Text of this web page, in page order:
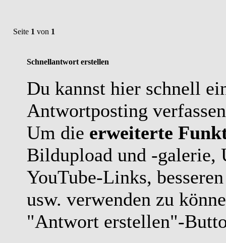
Seite 1 von 1
Schnellantwort erstellen
Du kannst hier schnell
Antwortposting
Um die erweiterte
Bildupload und -galerie,
YouTube-Links,
usw. verwenden zu
"Antwort erstellen"-